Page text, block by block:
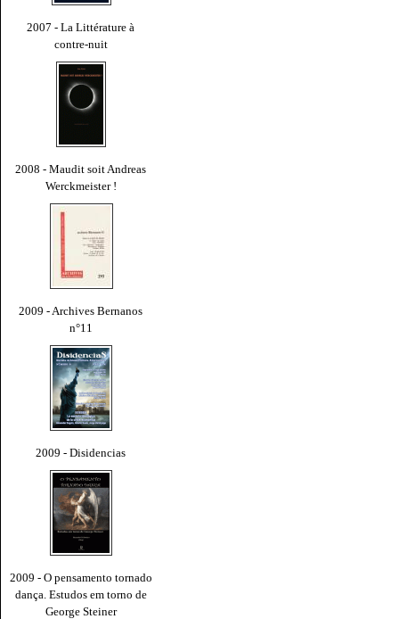
2007 - La Littérature à
contre-nuit
2008 - Maudit soit Andreas
Werckmeister !
2009 - Archives Bernanos
n°11
2009 - Disidencias
2009 - O pensamento tornado
dança. Estudos em torno de
George Steiner